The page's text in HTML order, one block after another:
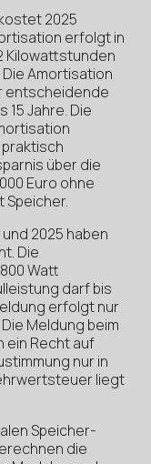
2025
erfolgt in
Kilowattstunden
Die Amortisation
entscheidende
15 Jahre. Die
praktisch
über die
Euro ohne
Speicher.
2025 haben
Die
Watt
darf bis
erfolgt nur
Meldung beim
ein Recht auf
nur in
liegt
Speicher-
die